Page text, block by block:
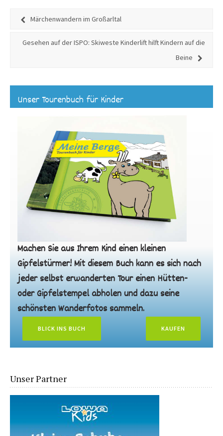
Märchenwandern im Großarltal
Gesehen auf der ISPO: Skiweste Kinderlift hilft Kindern auf die
Beine
Unser Tourenbuch für Kinder
Machen Sie aus Ihrem Kind einen kleinen
Gipfelstürmer! Mit diesem Buch kann es sich nach
jeder selbst erwanderten Tour einen Hütten-
oder Gipfelstempel abholen und dazu seine
schönsten Wanderfotos sammeln.
BLICK INS BUCH KAUFEN
Unser Partner